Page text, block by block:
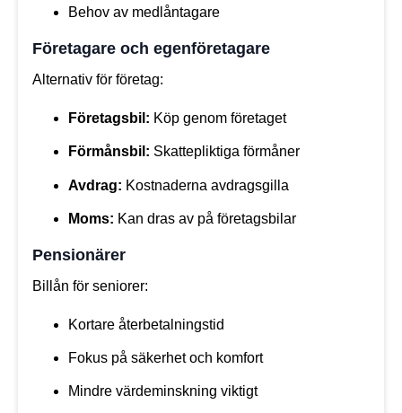
Behov av medlåntagare
Företagare och egenföretagare
Alternativ för företag:
Företagsbil: Köp genom företaget
Förmånsbil: Skattepliktiga förmåner
Avdrag: Kostnaderna avdragsgilla
Moms: Kan dras av på företagsbilar
Pensionärer
Billån för seniorer:
Kortare återbetalningstid
Fokus på säkerhet och komfort
Mindre värdeminskning viktigt